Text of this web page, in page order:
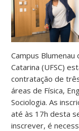
Campus
Catarina (UFSC)
contratação de
áreas de Física,
Sociologia. As
até às 17h desta
inscrever, é